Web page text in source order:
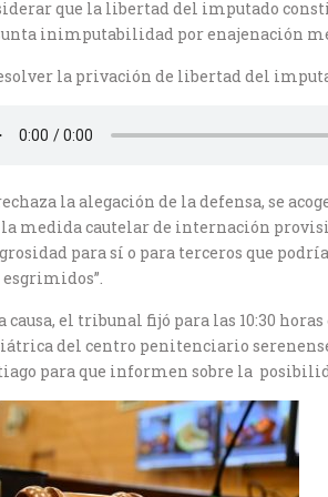
que la libertad del imputado
inimputabilidad por enajenación
la privación de libertad del
la alegación de la defensa, se
la medida cautelar de internación
para sí o para terceros que
causa, el tribunal fijó para las 10:30
del centro penitenciario
para que informen sobre la